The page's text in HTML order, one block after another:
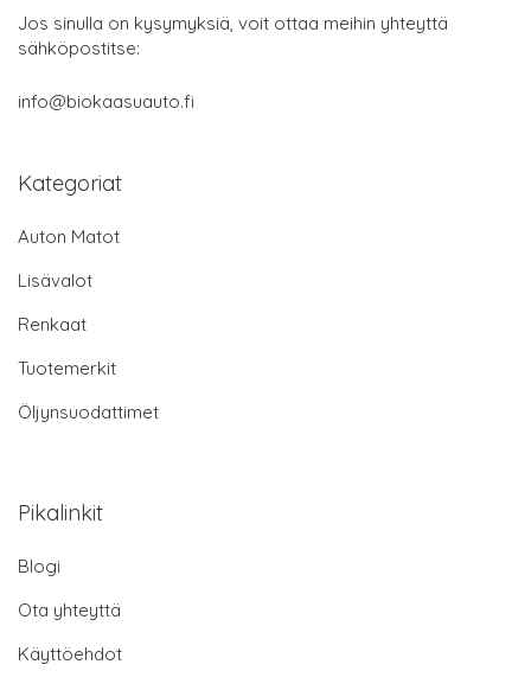
Jos sinulla on kysymyksiä, voit ottaa meihin yhteyttä
sähköpostitse:
info@biokaasuauto.fi
Kategoriat
Auton Matot
Lisävalot
Renkaat
Tuotemerkit
Öljynsuodattimet
Pikalinkit
Blogi
Ota yhteyttä
Käyttöehdot